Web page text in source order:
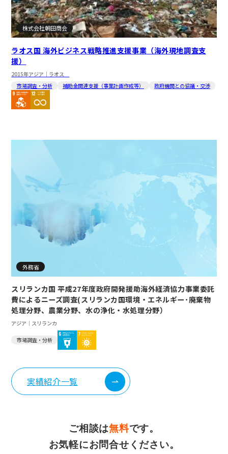
株式会社朝田商会
ラオス国 海外ビジネス戦略推進支援事業（海外現地調査支
援）
2015年アジア｜ラオス
市場調査・分析
補助金関連支援（事業計画作成等） 政府機関との協議・交渉
外務省
スリランカ国 平成27年度政府開発援助海外経済協力事業委託
費によるニーズ調査(スリランカ国環境・エネルギー･廃棄物
処理分野、農業分野、水の浄化・水処理分野）
アジア｜スリランカ
市場調査・分析
実績紹介一覧
ご相談は無料です。
お気軽にお問合せください。